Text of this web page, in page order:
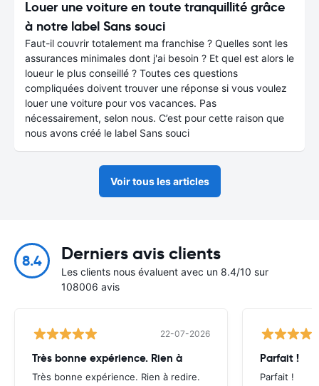
Louer une voiture en toute tranquillité grâce
à notre label Sans souci
Faut-il couvrir totalement ma franchise ? Quelles sont les
assurances minimales dont j'ai besoin ? Et quel est alors le
loueur le plus conseillé ? Toutes ces questions
compliquées doivent trouver une réponse si vous voulez
louer une voiture pour vos vacances. Pas
nécessairement, selon nous. C’est pour cette raison que
nous avons créé le label Sans souci
Voir tous les articles
8.4 Derniers avis clients
Les clients nous évaluent avec un 8.4/10 sur
108006 avis
22-07-2026
Très bonne expérience. Rien à
Très bonne expérience. Rien à redire.
Parfait !
Parfait !